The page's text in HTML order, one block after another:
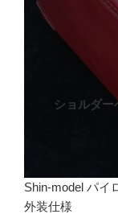
ショルダ
Shin-model パイ
外装仕様